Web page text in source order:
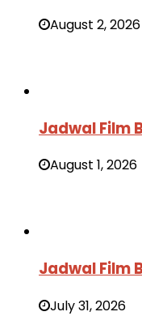
August 2, 2026
Jadwal Film
August 1, 2026
Jadwal Film
July 31, 2026